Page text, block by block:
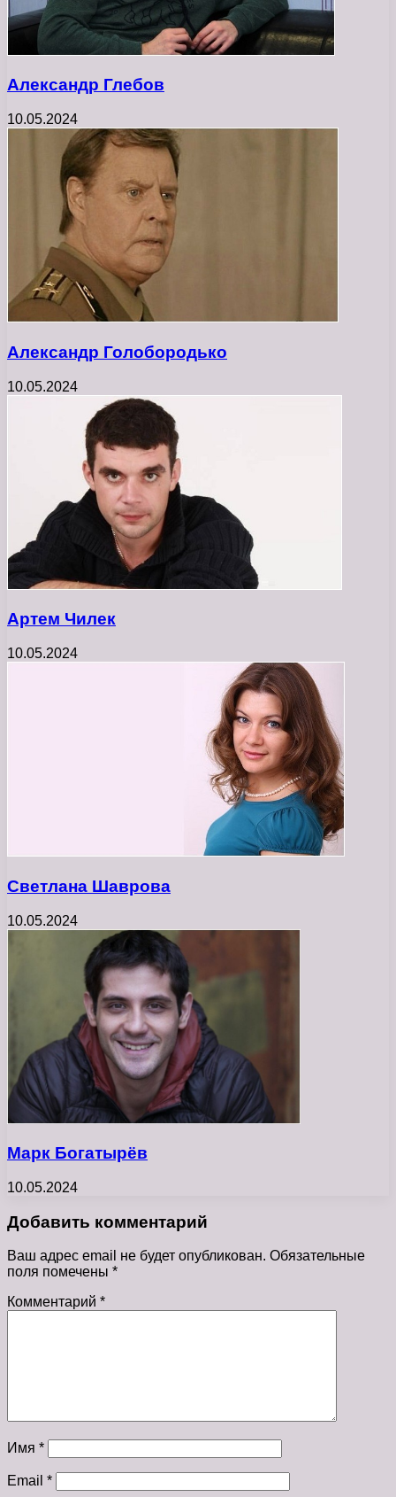
Александр Глебов
10.05.2024
Александр Голобородько
10.05.2024
Артем Чилек
10.05.2024
Светлана Шаврова
10.05.2024
Марк Богатырёв
10.05.2024
Добавить комментарий
Ваш адрес email не будет опубликован. Обязательные
поля помечены *
Комментарий *
Имя *
Email *